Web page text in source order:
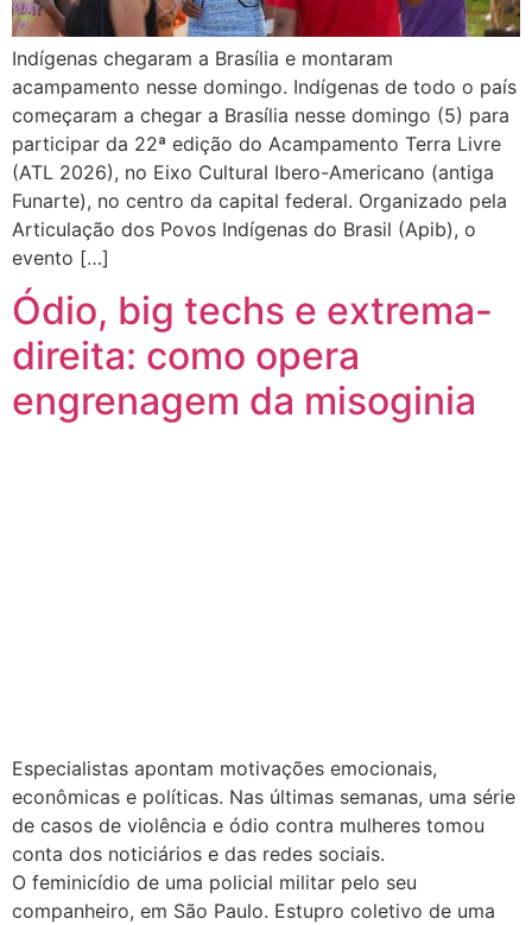
Indígenas chegaram a Brasília e montaram
acampamento nesse domingo. Indígenas de todo o país
começaram a chegar a Brasília nesse domingo (5) para
participar da 22ª edição do Acampamento Terra Livre
(ATL 2026), no Eixo Cultural Ibero-Americano (antiga
Funarte), no centro da capital federal. Organizado pela
Articulação dos Povos Indígenas do Brasil (Apib), o
evento […]
Ódio, big techs e extrema-
direita: como opera
engrenagem da misoginia
Especialistas apontam motivações emocionais,
econômicas e políticas. Nas últimas semanas, uma série
de casos de violência e ódio contra mulheres tomou
conta dos noticiários e das redes sociais.
O feminicídio de uma policial militar pelo seu
companheiro, em São Paulo. Estupro coletivo de uma